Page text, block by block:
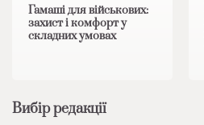
Гамаші для військових:
захист і комфорт у
складних умовах
Вибір редакції